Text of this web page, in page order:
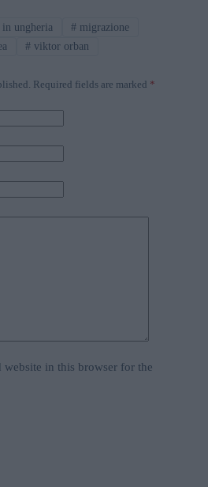
ungheria # migrazione
# viktor orban
Required fields are marked *
website in this browser for the